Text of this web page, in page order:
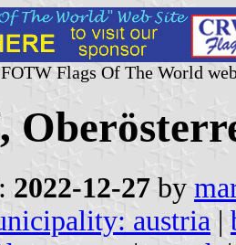
Flags Of The World
2022-12-27 by
austria |